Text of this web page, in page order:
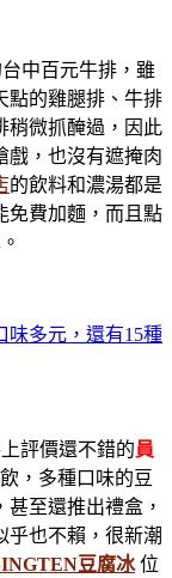
中百元牛排，雖
點的雞腿排、牛排
稍微抓醃過，因此
戲，也沒有遮掩肉
的飲料和濃湯都是
免費加麵，而且點
味多元，還有15種
評價還不錯的員
，多種口味的豆
至還推出禮盒，
乎也不賴，很新潮
豆腐冰 位